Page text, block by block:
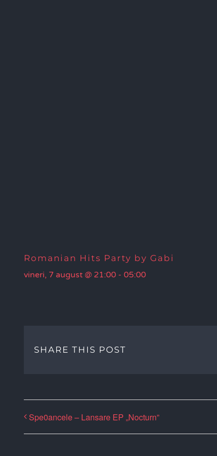
Romanian Hits Party by Gabi
vineri, 7 august @ 21:00 - 05:00
SHARE THIS POST
Spe0ancele – Lansare EP „Nocturn”